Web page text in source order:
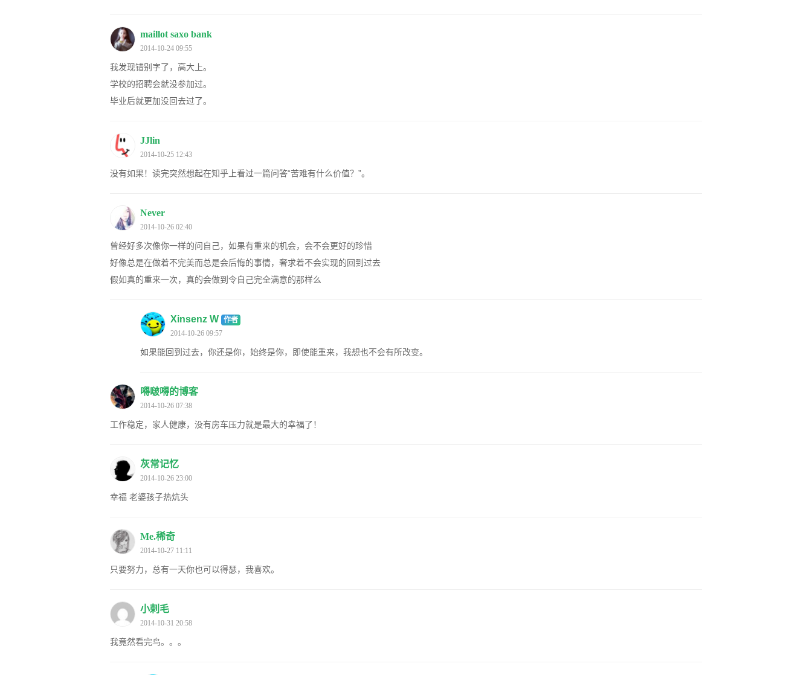
maillot saxo bank
2014-10-24 09:55
我发现错别字了，高大上。
学校的招聘会就没参加过。
毕业后就更加没回去过了。
JJlin
2014-10-25 12:43
没有如果！读完突然想起在知乎上看过一篇问答“苦难有什么价值？”。
Never
2014-10-26 02:40
曾经好多次像你一样的问自己，如果有重来的机会，会不会更好的珍惜
好像总是在做着不完美而总是会后悔的事情，奢求着不会实现的回到过去
假如真的重来一次，真的会做到令自己完全满意的那样么
Xinsenz W 作者
2014-10-26 09:57
如果能回到过去，你还是你，始终是你，即使能重来，我想也不会有所改变。
嘚啵嘚的博客
2014-10-26 07:38
工作稳定，家人健康，没有房车压力就是最大的幸福了！
灰常记忆
2014-10-26 23:00
幸福 老婆孩子热炕头
Me.稀奇
2014-10-27 11:11
只要努力，总有一天你也可以得瑟，我喜欢。
小刺毛
2014-10-31 20:58
我竟然看完鸟。。。